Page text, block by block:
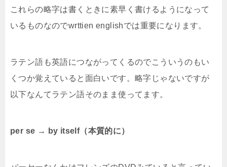
これらの略字は書くときに素早く書けるようになって
いるものなのでwrttien englishでは重要になります。
ラテン語も英語につながってくるのでこういうのもい
くつか覚えていると面白いです。略字じゃないですが
以下なんてラテン語そのまま使ってます。
per se → by itself（本質的に）